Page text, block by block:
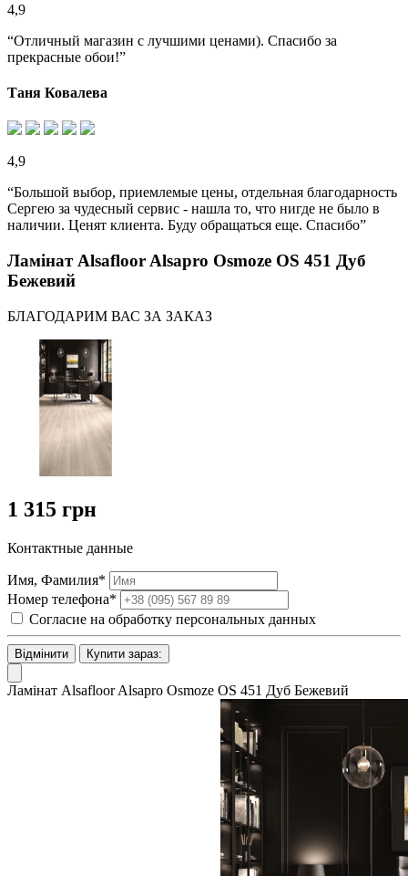
4,9
“Отличный магазин с лучшими ценами). Спасибо за
прекрасные обои!”
Таня Ковалева
4,9
“Большой выбор, приемлемые цены, отдельная благодарность
Сергею за чудесный сервис - нашла то, что нигде не было в
наличии. Ценят клиента. Буду обращаться еще. Спасибо”
Ламінат Alsafloor Alsapro Osmoze OS 451 Дуб
Бежевий
БЛАГОДАРИМ ВАС ЗА ЗАКАЗ
1 315 грн
Контактные данные
Имя, Фамилия*
Номер телефона*
Согласие на обработку персональных данных
Відмінити Купити зараз:
Ламінат Alsafloor Alsapro Osmoze OS 451 Дуб Бежевий